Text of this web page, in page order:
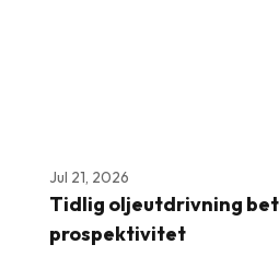
Jul 21, 2026
Tidlig oljeutdrivning
prospektivitet